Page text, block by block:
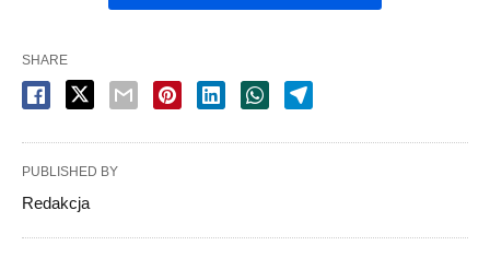
SHARE
PUBLISHED BY
Redakcja